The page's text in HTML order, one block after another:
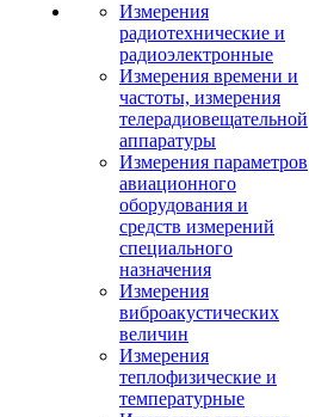
Измерения
радиотехнические и
радиоэлектронные
Измерения времени и
частоты, измерения
телерадиовещательной
аппаратуры
Измерения параметров
авиационного
оборудования и
средств измерений
специального
назначения
Измерения
виброакустических
величин
Измерения
теплофизические и
температурные